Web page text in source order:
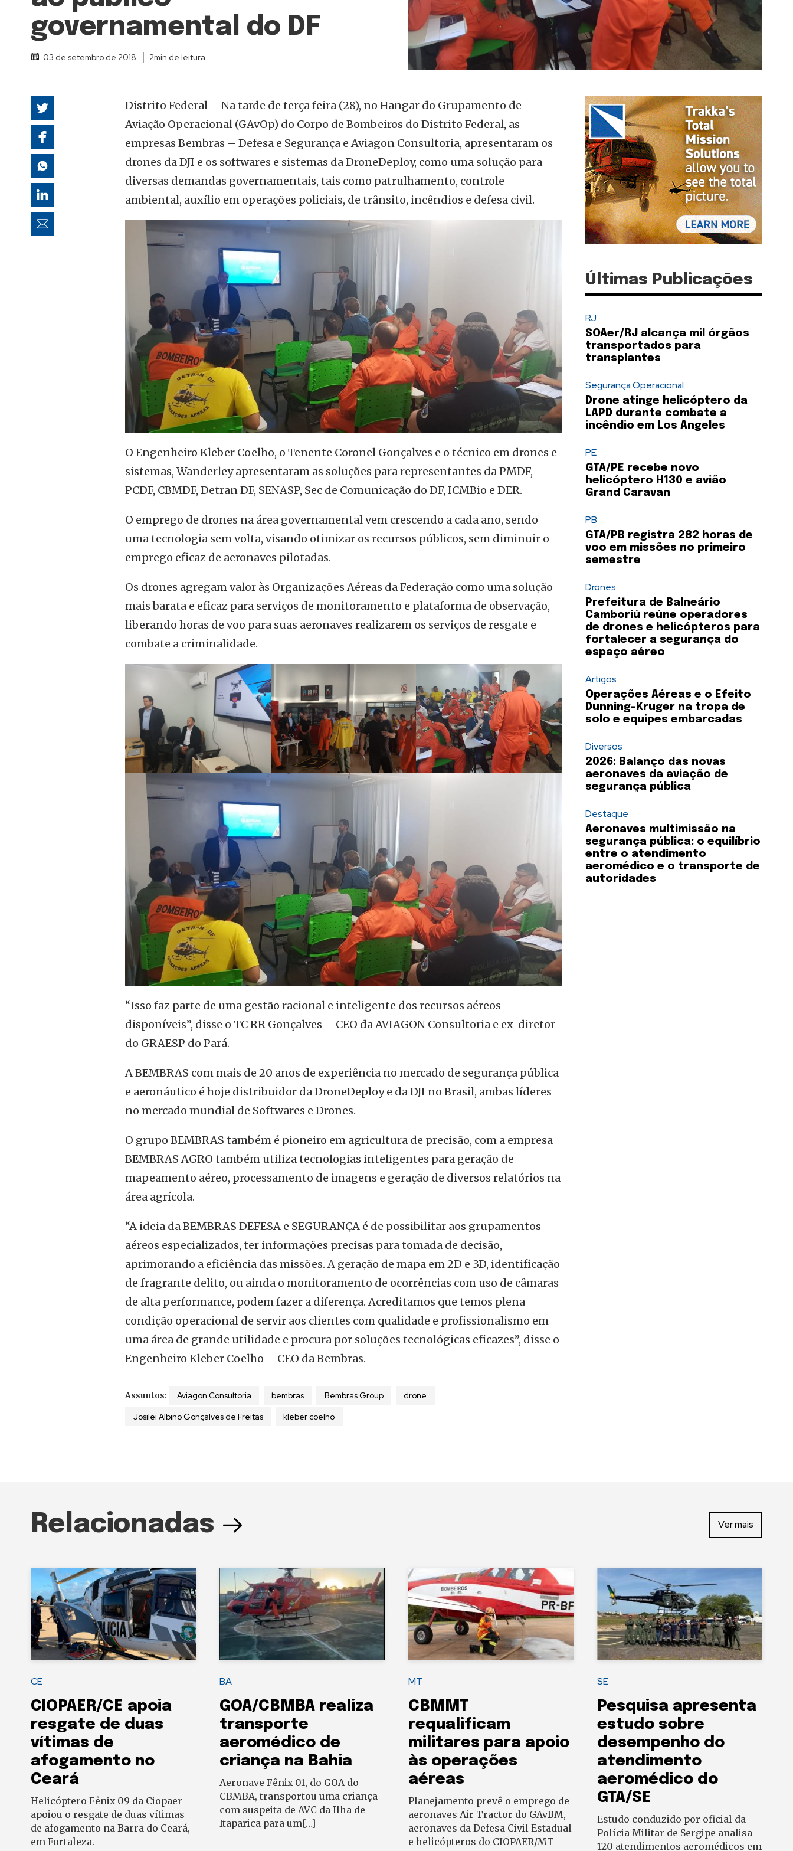
governamental do DF
03 de setembro de 2018 2min de leitura
Distrito Federal – Na tarde de terça feira (28), no Hangar do Grupamento de
Aviação Operacional (GAvOp) do Corpo de Bombeiros do Distrito Federal, as
empresas Bembras – Defesa e Segurança e Aviagon Consultoria, apresentaram os
drones da DJI e os softwares e sistemas da DroneDeploy, como uma solução para
diversas demandas governamentais, tais como patrulhamento, controle
ambiental, auxílio em operações policiais, de trânsito, incêndios e defesa civil.
O Engenheiro Kleber Coelho, o Tenente Coronel Gonçalves e o técnico em drones e
sistemas, Wanderley apresentaram as soluções para representantes da PMDF,
PCDF, CBMDF, Detran DF, SENASP, Sec de Comunicação do DF, ICMBio e DER.
O emprego de drones na área governamental vem crescendo a cada ano, sendo
uma tecnologia sem volta, visando otimizar os recursos públicos, sem diminuir o
emprego eficaz de aeronaves pilotadas.
Os drones agregam valor às Organizações Aéreas da Federação como uma solução
mais barata e eficaz para serviços de monitoramento e plataforma de observação,
liberando horas de voo para suas aeronaves realizarem os serviços de resgate e
combate a criminalidade.
“Isso faz parte de uma gestão racional e inteligente dos recursos aéreos
disponíveis”, disse o TC RR Gonçalves – CEO da AVIAGON Consultoria e ex-diretor
do GRAESP do Pará.
A BEMBRAS com mais de 20 anos de experiência no mercado de segurança pública
e aeronáutico é hoje distribuidor da DroneDeploy e da DJI no Brasil, ambas líderes
no mercado mundial de Softwares e Drones.
O grupo BEMBRAS também é pioneiro em agricultura de precisão, com a empresa
BEMBRAS AGRO também utiliza tecnologias inteligentes para geração de
mapeamento aéreo, processamento de imagens e geração de diversos relatórios na
área agrícola.
“A ideia da BEMBRAS DEFESA e SEGURANÇA é de possibilitar aos grupamentos
aéreos especializados, ter informações precisas para tomada de decisão,
aprimorando a eficiência das missões. A geração de mapa em 2D e 3D, identificação
de fragrante delito, ou ainda o monitoramento de ocorrências com uso de câmaras
de alta performance, podem fazer a diferença. Acreditamos que temos plena
condição operacional de servir aos clientes com qualidade e profissionalismo em
uma área de grande utilidade e procura por soluções tecnológicas eficazes”, disse o
Engenheiro Kleber Coelho – CEO da Bembras.
Assuntos: Aviagon Consultoria bembras Bembras Group drone
Josilei Albino Gonçalves de Freitas kleber coelho
Últimas Publicações
RJ
SOAer/RJ alcança mil órgãos
transportados para
transplantes
Segurança Operacional
Drone atinge helicóptero da
LAPD durante combate a
incêndio em Los Angeles
PE
GTA/PE recebe novo
helicóptero H130 e avião
Grand Caravan
PB
GTA/PB registra 282 horas de
voo em missões no primeiro
semestre
Drones
Prefeitura de Balneário
Camboriú reúne operadores
de drones e helicópteros para
fortalecer a segurança do
espaço aéreo
Artigos
Operações Aéreas e o Efeito
Dunning-Kruger na tropa de
solo e equipes embarcadas
Diversos
2026: Balanço das novas
aeronaves da aviação de
segurança pública
Destaque
Aeronaves multimissão na
segurança pública: o equilíbrio
entre o atendimento
aeromédico e o transporte de
autoridades
Relacionadas Ver mais
CE
CIOPAER/CE apoia
resgate de duas
vítimas de
afogamento no
Ceará
Helicóptero Fênix 09 da Ciopaer
apoiou o resgate de duas vítimas
de afogamento na Barra do Ceará,
em Fortaleza.
BA
GOA/CBMBA realiza
transporte
aeromédico de
criança na Bahia
Aeronave Fênix 01, do GOA do
CBMBA, transportou uma criança
com suspeita de AVC da Ilha de
Itaparica para um[…]
MT
CBMMT
requalificam
militares para apoio
às operações
aéreas
Planejamento prevê o emprego de
aeronaves Air Tractor do GAvBM,
aeronaves da Defesa Civil Estadual
e helicópteros do CIOPAER/MT
SE
Pesquisa apresenta
estudo sobre
desempenho do
atendimento
aeromédico do
GTA/SE
Estudo conduzido por oficial da
Polícia Militar de Sergipe analisa
120 atendimentos aeromédicos em